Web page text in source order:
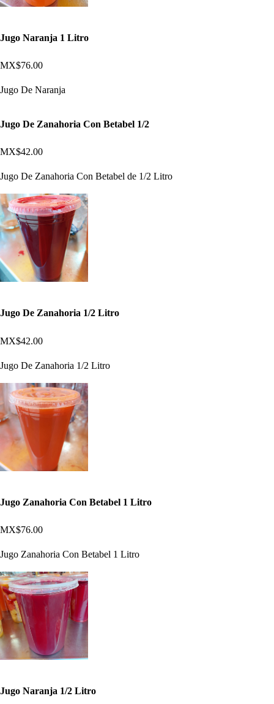
Jugo Naranja 1 Litro
MX$76.00
Jugo De Naranja
Jugo De Zanahoria Con Betabel 1/2
MX$42.00
Jugo De Zanahoria Con Betabel de 1/2 Litro
Jugo De Zanahoria 1/2 Litro
MX$42.00
Jugo De Zanahoria 1/2 Litro
Jugo Zanahoria Con Betabel 1 Litro
MX$76.00
Jugo Zanahoria Con Betabel 1 Litro
Jugo Naranja 1/2 Litro